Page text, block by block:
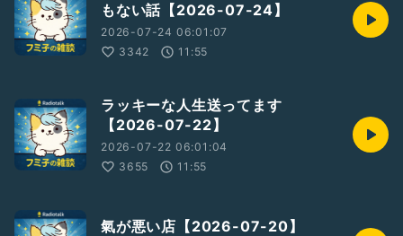
もない話【2026-07-24】
2026-07-24 06:01:07
3342
11:55
ラッキーな人生送ってます
【2026-07-22】
2026-07-22 06:01:04
3655
11:55
氣が悪い店【2026-07-20】